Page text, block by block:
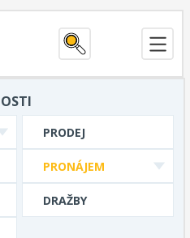
PRODEJ
PRONÁJEM
DRAŽBY